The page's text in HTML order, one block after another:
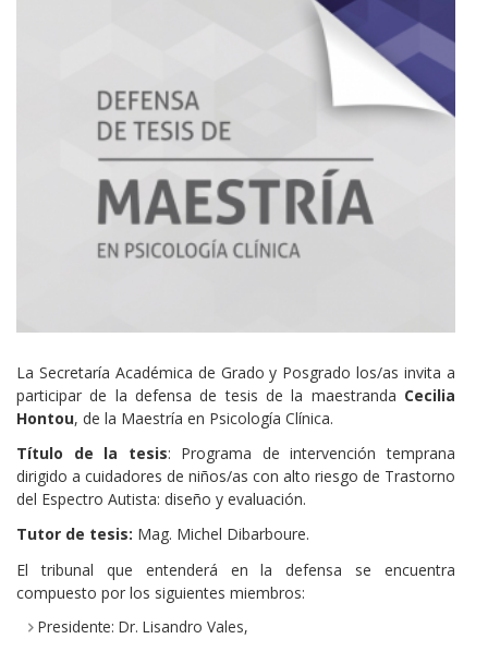
La Secretaría Académica de Grado y Posgrado los/as invita a
participar de la defensa de tesis de la maestranda Cecilia
Hontou, de la Maestría en Psicología Clínica.
Título de la tesis: Programa de intervención temprana
dirigido a cuidadores de niños/as con alto riesgo de Trastorno
del Espectro Autista: diseño y evaluación.
Tutor de tesis: Mag. Michel Dibarboure.
El tribunal que entenderá en la defensa se encuentra
compuesto por los siguientes miembros:
Presidente: Dr. Lisandro Vales,